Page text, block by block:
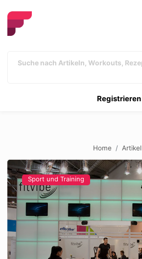
Registrieren
Home Artikel
Sport und Training